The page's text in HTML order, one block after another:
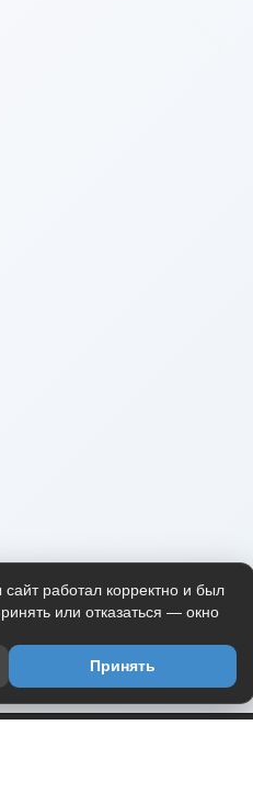
работал корректно и был
или отказаться — окно
Принять